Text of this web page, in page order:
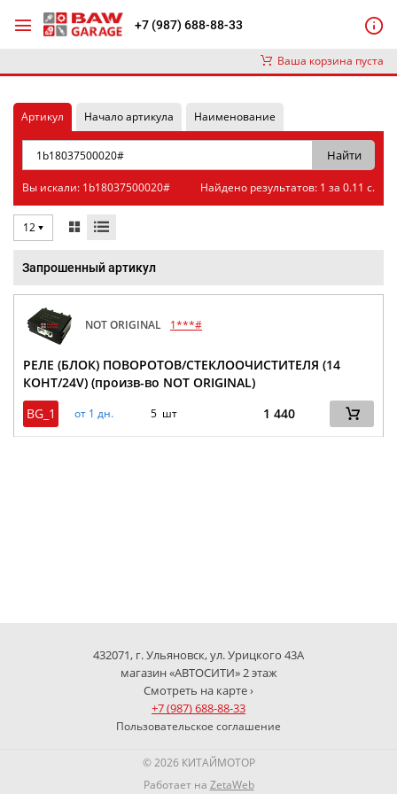
+7 (987) 688-88-33
Ваша корзина пуста
Артикул Начало артикула Наименование
Вы искали: 1b18037500020# Найдено результатов: 1 за 0.11 с.
12
Запрошенный артикул
NOT ORIGINAL 1***#
РЕЛЕ (БЛОК) ПОВОРОТОВ/СТЕКЛООЧИСТИТЕЛЯ (14
КОНТ/24V) (произв-во NOT ORIGINAL)
BG_1
от 1 дн. 5 шт 1 440
432071, г. Ульяновск, ул. Урицкого 43А
магазин «АВТОСИТИ» 2 этаж
Смотреть на карте ›
+7 (987) 688-88-33
Пользовательское соглашение
© 2026 КИТАЙМОТОР
Работает на ZetaWeb